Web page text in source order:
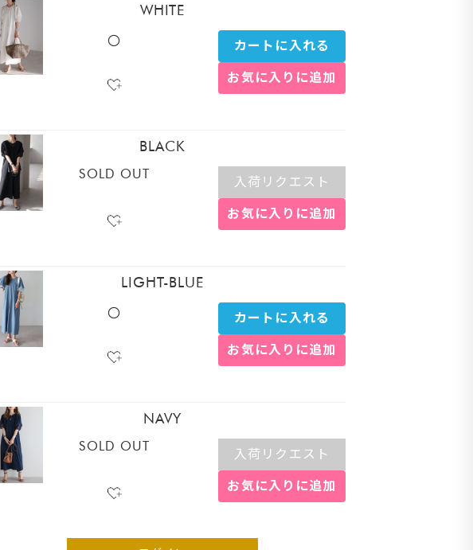
WHITE
〇 カートに入れる
お気に入りに追加
BLACK
SOLD OUT
入荷リクエスト
お気に入りに追加
LIGHT-BLUE
〇 カートに入れる
お気に入りに追加
NAVY
SOLD OUT
入荷リクエスト
お気に入りに追加